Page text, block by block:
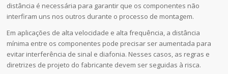
distância é necessária para garantir que os componentes não
interfiram uns nos outros durante o processo de montagem.
Em aplicações de alta velocidade e alta frequência, a distância
mínima entre os componentes pode precisar ser aumentada para
evitar interferência de sinal e diafonia. Nesses casos, as regras e
diretrizes de projeto do fabricante devem ser seguidas à risca.